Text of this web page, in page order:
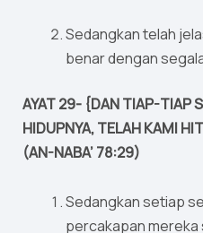
Sedangkan telah
benar dengan
AYAT 29- {DAN TIAP-TIAP
HIDUPNYA, TELAH KAMI
(AN-NABA’ 78:29)
Sedangkan setiap
percakapan mereka